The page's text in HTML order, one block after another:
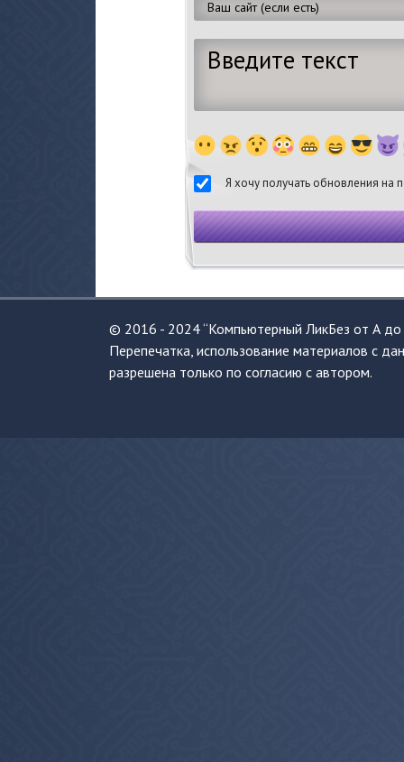
Я хочу получать обновления на
© 2016 - 2024 “Компьютерный ЛикБез от А до
Перепечатка, использование материалов с
разрешена только по согласию с автором.